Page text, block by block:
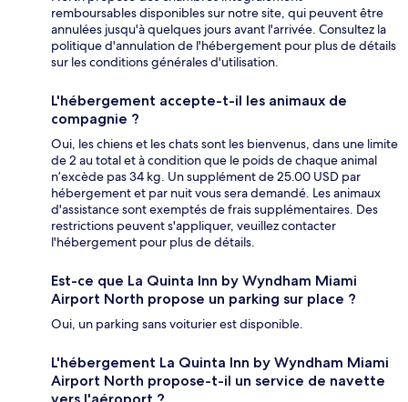
remboursables disponibles sur notre site, qui peuvent être
annulées jusqu'à quelques jours avant l'arrivée. Consultez la
politique d'annulation de l'hébergement pour plus de détails
sur les conditions générales d'utilisation.
L'hébergement accepte-t-il les animaux de
compagnie ?
Oui, les chiens et les chats sont les bienvenus, dans une limite
de 2 au total et à condition que le poids de chaque animal
n’excède pas 34 kg. Un supplément de 25.00 USD par
hébergement et par nuit vous sera demandé. Les animaux
d'assistance sont exemptés de frais supplémentaires. Des
restrictions peuvent s'appliquer, veuillez contacter
l'hébergement pour plus de détails.
Est-ce que La Quinta Inn by Wyndham Miami
Airport North propose un parking sur place ?
Oui, un parking sans voiturier est disponible.
L'hébergement La Quinta Inn by Wyndham Miami
Airport North propose-t-il un service de navette